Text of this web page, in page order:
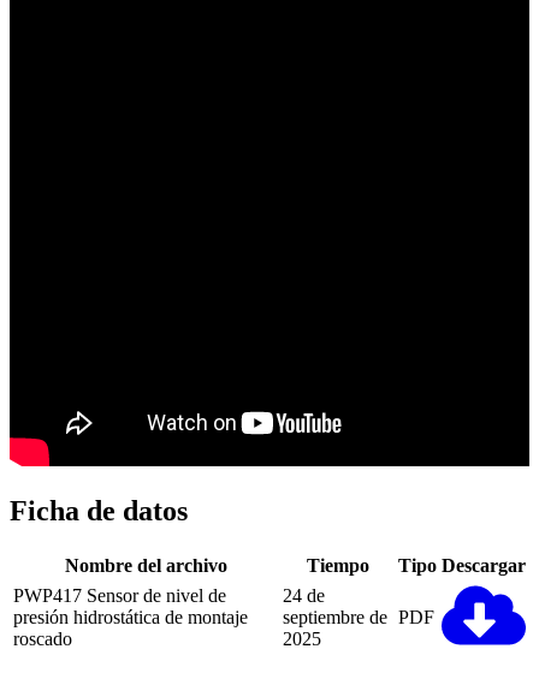
Ficha de datos
Nombre del archivo Tiempo Tipo Descargar
PWP417 Sensor de nivel de
presión hidrostática de montaje
roscado
24 de
septiembre de
2025
PDF